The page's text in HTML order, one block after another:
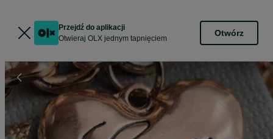
Przejdź do aplikacji
Otwieraj OLX jednym tapnięciem
Otwórz